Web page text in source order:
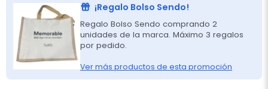
¡Regalo Bolso Sendo!
Regalo Bolso Sendo comprando 2
unidades de la marca. Máximo 3 regalos
por pedido.
Ver más productos de esta promoción